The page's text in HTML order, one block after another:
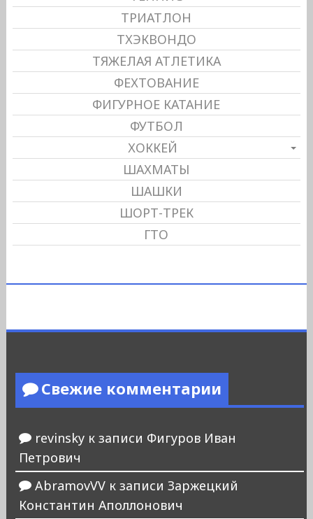
ТРИАТЛОН
ТХЭКВОНДО
ТЯЖЕЛАЯ АТЛЕТИКА
ФЕХТОВАНИЕ
ФИГУРНОЕ КАТАНИЕ
ФУТБОЛ
ХОККЕЙ
ШАХМАТЫ
ШАШКИ
ШОРТ-ТРЕК
ГТО
Свежие комментарии
revinskyк записи Фигуров Иван
Петрович
AbramovVVк записи Заржецкий
Константин Аполлонович